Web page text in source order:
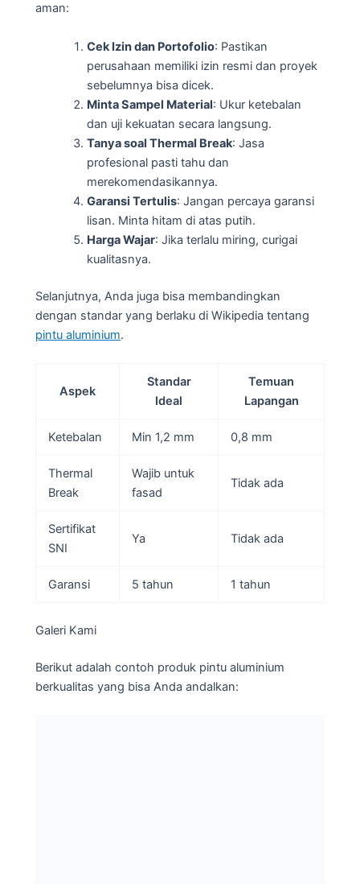
aman:
Cek Izin dan Portofolio: Pastikan
perusahaan memiliki izin resmi dan proyek
sebelumnya bisa dicek.
Minta Sampel Material: Ukur ketebalan
dan uji kekuatan secara langsung.
Tanya soal Thermal Break: Jasa
profesional pasti tahu dan
merekomendasikannya.
Garansi Tertulis: Jangan percaya garansi
lisan. Minta hitam di atas putih.
Harga Wajar: Jika terlalu miring, curigai
kualitasnya.
Selanjutnya, Anda juga bisa membandingkan
dengan standar yang berlaku di Wikipedia tentang
pintu aluminium.
Aspek
Standar
Ideal
Temuan
Lapangan
Ketebalan Min 1,2 mm 0,8 mm
Thermal
Break
Wajib untuk
fasad
Tidak ada
Sertifikat
SNI
Ya Tidak ada
Garansi 5 tahun 1 tahun
Galeri Kami
Berikut adalah contoh produk pintu aluminium
berkualitas yang bisa Anda andalkan: